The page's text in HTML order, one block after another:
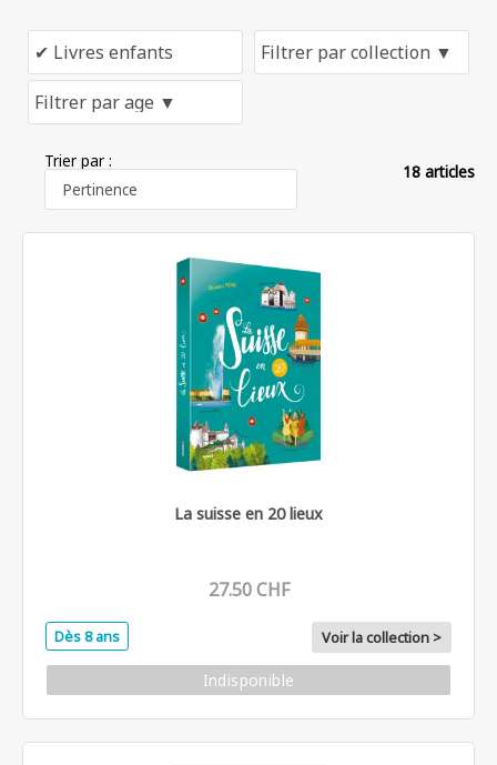
Trier par :
18 articles
La suisse en 20 lieux
27.50 CHF
Dès 8 ans Voir la collection >
Indisponible